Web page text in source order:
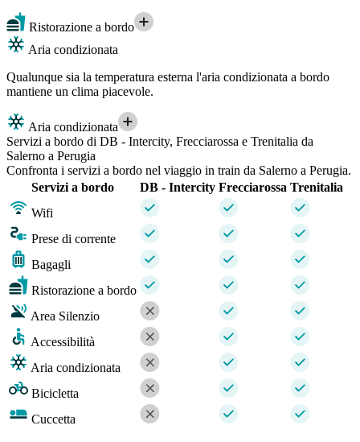
Ristorazione a bordo
Aria condizionata
Qualunque sia la temperatura esterna l'aria condizionata a bordo
mantiene un clima piacevole.
Aria condizionata
Servizi a bordo di DB - Intercity, Frecciarossa e Trenitalia da
Salerno a Perugia
Confronta i servizi a bordo nel viaggio in train da Salerno a Perugia.
Servizi a bordo
DB - Intercity Frecciarossa Trenitalia
Wifi
Prese di corrente
Bagagli
Ristorazione a bordo
Area Silenzio
Accessibilità
Aria condizionata
Bicicletta
Cuccetta